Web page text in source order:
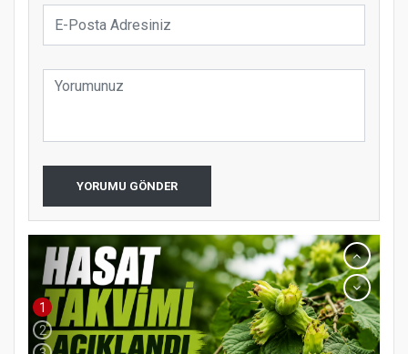
YORUMU GÖNDER
1
2